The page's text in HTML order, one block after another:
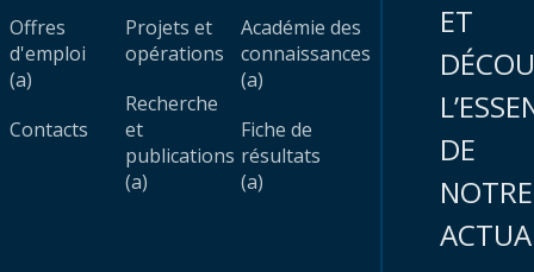
Offres
d'emploi
(a)
Contacts
Projets et
opérations
Recherche
et
publications
(a)
Académie des
connaissances
(a)
Fiche de
résultats
(a)
ET
DE
NOTRE